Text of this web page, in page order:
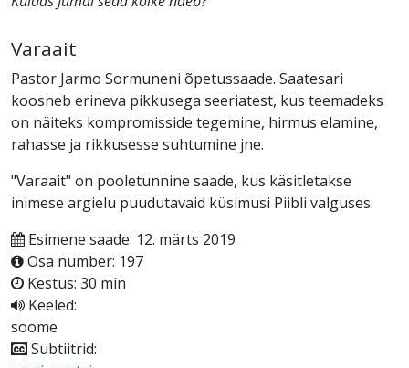
Varaait
Pastor Jarmo Sormuneni õpetussaade. Saatesari
koosneb erineva pikkusega seeriatest, kus teemadeks
on näiteks kompromisside tegemine, hirmus elamine,
rahasse ja rikkusesse suhtumine jne.
"Varaait" on pooletunnine saade, kus käsitletakse
inimese argielu puudutavaid küsimusi Piibli valguses.
Esimene saade: 12. märts 2019
Osa number: 197
Kestus: 30 min
Keeled:
soome
Subtiitrid: